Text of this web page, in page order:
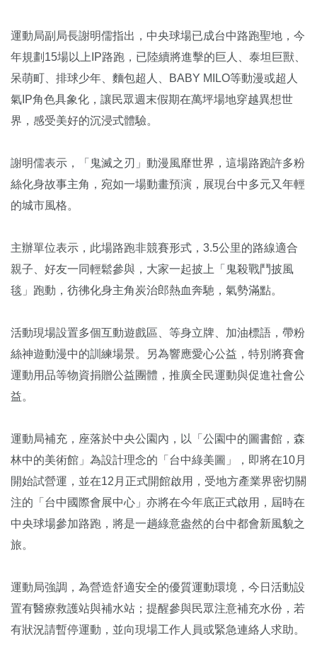
運動局副局長謝明儒指出，中央球場已成台中路跑聖地，今
年規劃15場以上IP路跑，已陸續將進擊的巨人、泰坦巨獸、
呆萌町、排球少年、麵包超人、BABY MILO等動漫或超人
氣IP角色具象化，讓民眾週末假期在萬坪場地穿越異想世
界，感受美好的沉浸式體驗。
謝明儒表示，「鬼滅之刃」動漫風靡世界，這場路跑許多粉
絲化身故事主角，宛如一場動畫預演，展現台中多元又年輕
的城市風格。
主辦單位表示，此場路跑非競賽形式，3.5公里的路線適合
親子、好友一同輕鬆參與，大家一起披上「鬼殺戰鬥披風
毯」跑動，彷彿化身主角炭治郎熱血奔馳，氣勢滿點。
活動現場設置多個互動遊戲區、等身立牌、加油標語，帶粉
絲神遊動漫中的訓練場景。另為響應愛心公益，特別將賽會
運動用品等物資捐贈公益團體，推廣全民運動與促進社會公
益。
運動局補充，座落於中央公園內，以「公園中的圖書館，森
林中的美術館」為設計理念的「台中綠美圖」，即將在10月
開始試營運，並在12月正式開館啟用，受地方產業界密切關
注的「台中國際會展中心」亦將在今年底正式啟用，屆時在
中央球場參加路跑，將是一趟綠意盎然的台中都會新風貌之
旅。
運動局強調，為營造舒適安全的優質運動環境，今日活動設
置有醫療救護站與補水站；提醒參與民眾注意補充水份，若
有狀況請暫停運動，並向現場工作人員或緊急連絡人求助。